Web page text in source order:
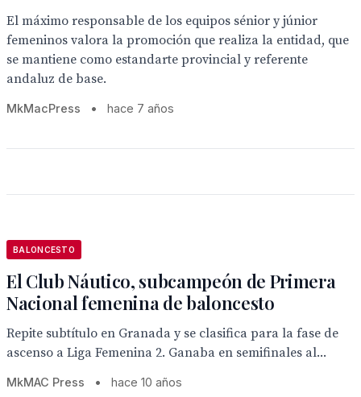
El máximo responsable de los equipos sénior y júnior
femeninos valora la promoción que realiza la entidad, que
se mantiene como estandarte provincial y referente
andaluz de base.
MkMacPress • hace 7 años
BALONCESTO
El Club Náutico, subcampeón de Primera
Nacional femenina de baloncesto
Repite subtítulo en Granada y se clasifica para la fase de
ascenso a Liga Femenina 2. Ganaba en semifinales al...
MkMAC Press • hace 10 años